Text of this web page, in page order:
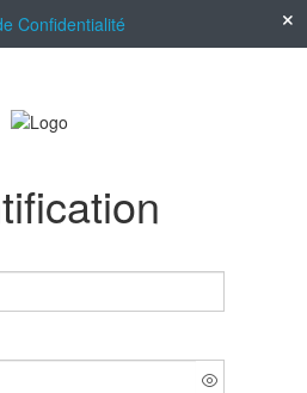
Confidentialité